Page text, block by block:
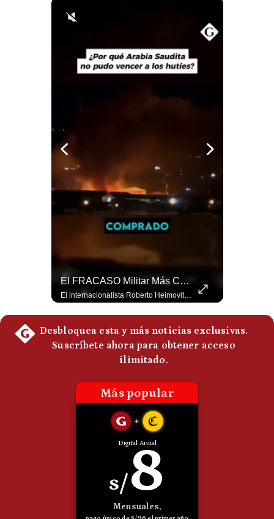
gestion.pe
Condiciones
Privacidad
Politica
De
Cookies
El FRACASO Militar Más Caro De Medio Oriente | #radar24
El internacionalista Roberto Heimovits señaló que Arabia Saudita posee armamento avanzado comprado por decenas de miles de millones de dólares. Sin embargo, recuerda que combatió durante siete años contra los hutíes sin conseguir derrotarlos, pese a la enorme diferencia de poder militar. #ArabiaSaudita #Hutíes #RobertoHeimovits #Geopolítica #Guerra #NoticiasInternacionales #Shorts 👉 Suscríbete y activa la campana para no perderte nuestro análisis diario. 🌎 Síguenos en nuestras redes sociales: 📌 Web oficial: https://gestion.pe/mundo/ 📌 LinkedIn: http://bit.ly/3HYIET0 📌 X (Twitter): http://bit.ly/4noZtX9 📌 TikTok: http://bit.ly/4evB6TO